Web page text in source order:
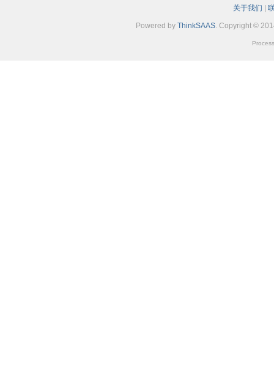
关于我们
Powered by ThinkSAAS. Copyright ©